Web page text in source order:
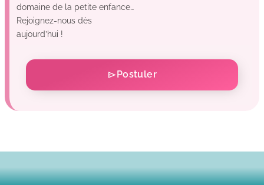
domaine de la petite enfance…
Rejoignez-nous dès
aujourd’hui !
Postuler